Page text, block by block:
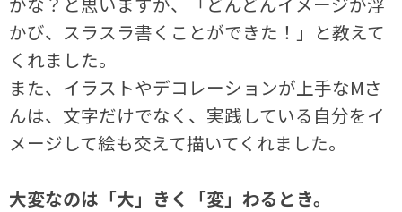
かび、スラスラ書くことができた！」と教えて
くれました。
また、イラストやデコレーションが上手なMさ
んは、文字だけでなく、実践している自分をイ
メージして絵も交えて描いてくれました。
大変なのは「大」きく「変」わるとき。